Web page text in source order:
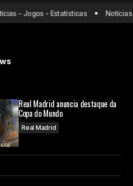
e Cruzeiro travam disputa por
do Palmeiras
- Jogos - Estatísticas Notícias -
Real Madrid anuncia destaque da
Copa do Mundo
Real Madrid